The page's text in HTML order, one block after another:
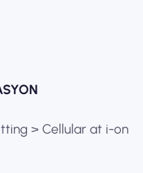
> Cellular at i-on